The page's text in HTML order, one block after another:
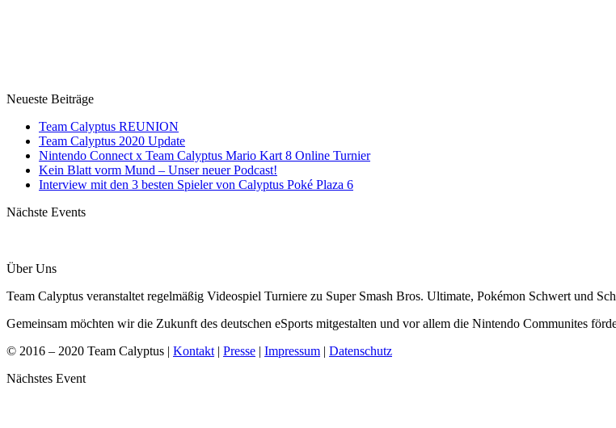
Neueste Beiträge
Team Calyptus REUNION
Team Calyptus 2020 Update
Nintendo Connect x Team Calyptus Mario Kart 8 Online Turnier
Kein Blatt vorm Mund – Unser neuer Podcast!
Interview mit den 3 besten Spieler von Calyptus Poké Plaza 6
Nächste Events
Über Uns
Team Calyptus veranstaltet regelmäßig Videospiel Turniere zu Super Smash Bros. Ultimate, Pokémon Schwert und
Gemeinsam möchten wir die Zukunft des deutschen eSports mitgestalten und vor allem die Nintendo Communites
© 2016 – 2020 Team Calyptus | Kontakt | Presse | Impressum | Datenschutz
Nächstes Event